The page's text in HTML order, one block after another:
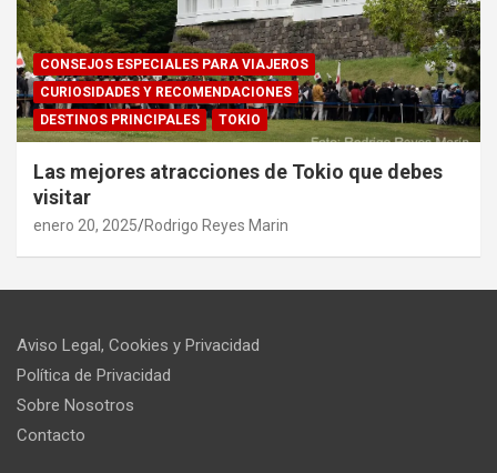
CONSEJOS ESPECIALES PARA VIAJEROS
CURIOSIDADES Y RECOMENDACIONES
DESTINOS PRINCIPALES
TOKIO
Las mejores atracciones de Tokio que debes
visitar
enero 20, 2025 Rodrigo Reyes Marin
Aviso Legal, Cookies y Privacidad
Política de Privacidad
Sobre Nosotros
Contacto